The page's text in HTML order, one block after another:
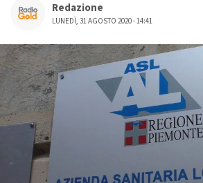
Redazione
LUNEDÌ, 31 AGOSTO 2020 - 14:41